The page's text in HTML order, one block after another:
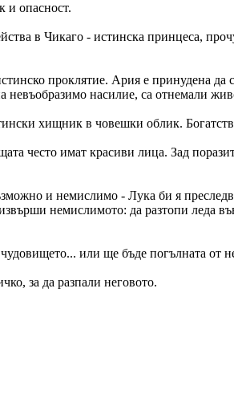
и опасност.
в Чикаго - истинска принцеса,
проклятие. Ария е
насилие, са отнемали
хищник в човешки облик.
често имат красиви лица. Зад
и немислимо - Лука би я
немислимото: да разтопи леда
или ще бъде погълната от
за да разпали неговото.